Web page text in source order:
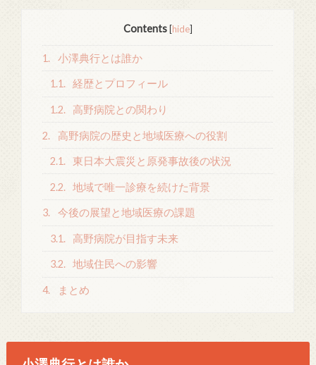
Contents [hide]
1. 小澤典行とは誰か
1.1. 経歴とプロフィール
1.2. 高野病院との関わり
2. 高野病院の歴史と地域医療への役割
2.1. 東日本大震災と原発事故後の状況
2.2. 地域で唯一診療を続けた背景
3. 今後の展望と地域医療の課題
3.1. 高野病院が目指す未来
3.2. 地域住民への影響
4. まとめ